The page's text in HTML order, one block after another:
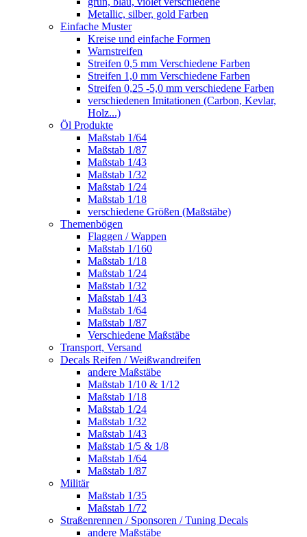
Metallic, silber, gold Farben
Einfache Muster
Kreise und einfache Formen
Warnstreifen
Streifen 0,5 mm Verschiedene Farben
Streifen 1,0 mm Verschiedene Farben
Streifen 0,25 -5,0 mm verschiedene Farben
verschiedenen Imitationen (Carbon, Kevlar,
Holz...)
Öl Produkte
Maßstab 1/64
Maßstab 1/87
Maßstab 1/43
Maßstab 1/32
Maßstab 1/24
Maßstab 1/18
verschiedene Größen (Maßstäbe)
Themenbögen
Flaggen / Wappen
Maßstab 1/160
Maßstab 1/18
Maßstab 1/24
Maßstab 1/32
Maßstab 1/43
Maßstab 1/64
Maßstab 1/87
Verschiedene Maßstäbe
Transport, Versand
Decals Reifen / Weißwandreifen
andere Maßstäbe
Maßstab 1/10 & 1/12
Maßstab 1/18
Maßstab 1/24
Maßstab 1/32
Maßstab 1/43
Maßstab 1/5 & 1/8
Maßstab 1/64
Maßstab 1/87
Militär
Maßstab 1/35
Maßstab 1/72
Straßenrennen / Sponsoren / Tuning Decals
andere Maßstäbe